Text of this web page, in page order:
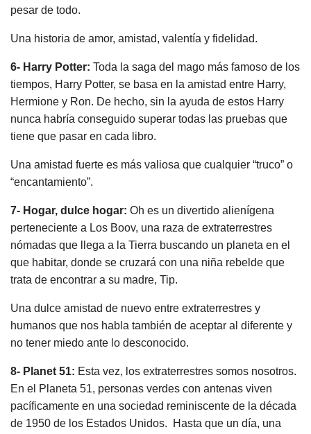
pesar de todo.
Una historia de amor, amistad, valentía y fidelidad.
6- Harry Potter: Toda la saga del mago más famoso de los
tiempos, Harry Potter, se basa en la amistad entre Harry,
Hermione y Ron. De hecho, sin la ayuda de estos Harry
nunca habría conseguido superar todas las pruebas que
tiene que pasar en cada libro.
Una amistad fuerte es más valiosa que cualquier “truco” o
“encantamiento”.
7- Hogar, dulce hogar: Oh es un divertido alienígena
perteneciente a Los Boov, una raza de extraterrestres
nómadas que llega a la Tierra buscando un planeta en el
que habitar, donde se cruzará con una niña rebelde que
trata de encontrar a su madre, Tip.
Una dulce amistad de nuevo entre extraterrestres y
humanos que nos habla también de aceptar al diferente y
no tener miedo ante lo desconocido.
8- Planet 51: Esta vez, los extraterrestres somos nosotros.
En el Planeta 51, personas verdes con antenas viven
pacíficamente en una sociedad reminiscente de la década
de 1950 de los Estados Unidos. Hasta que un día, una